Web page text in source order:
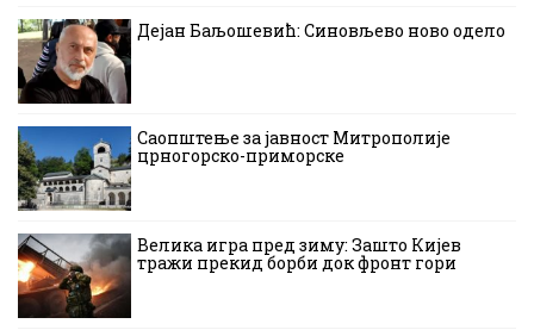
Дејан Баљошевић: Синовљево ново одело
Саопштење за јавност Митрополије
црногорско-приморске
Велика игра пред зиму: Зашто Кијев
тражи прекид борби док фронт гори